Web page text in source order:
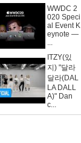
WWDC 2
020 Speci
al Event K
eynote —
...
ITZY(있
지) "달라
달라(DAL
LA DALL
A)" Dan
c...